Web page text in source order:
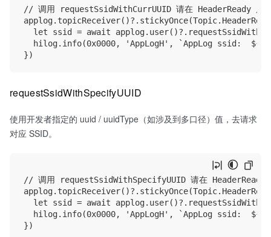
// 调用 requestSsidWithCurrUUID 请在 HeaderReady 后
let ssid = await
hilog.info(0x0000, 'AppLogH', `AppLog ssid:
requestSsidWithSpecifyUUID
使用开发者指定的 uuid / uuidType（如涉及到多口径）值，去请求
对应 SSID。
// 调用 requestSsidWithSpecifyUUID 请在 HeaderReady
let ssid = await
hilog.info(0x0000, 'AppLogH', `AppLog ssid:
})